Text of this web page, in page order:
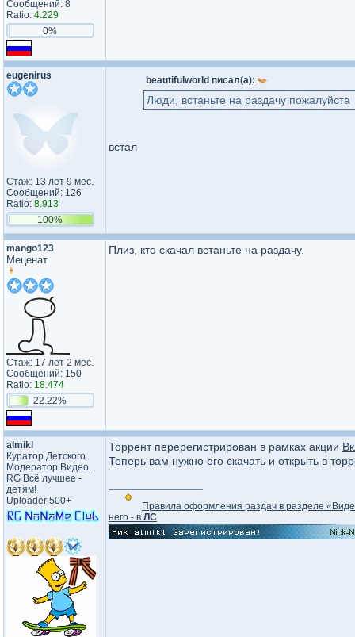
Сообщений: 8
Ratio: 4.229
0%
eugenirus
Стаж: 13 лет 9 мес.
Сообщений: 126
Ratio: 8.913
100%
beautifulworld писал(а):
Люди, встаньте на раздачу пожалуйста
встал
mango123
Меценат
Стаж: 17 лет 2 мес.
Сообщений: 150
Ratio: 18.474
22.22%
Плиз, кто скачал встаньте на раздачу.
almikl
Куратор Детского.
Модератор Видео.
RG Всё лучшее -
детям!
Uploader 500+
Торрент перерегистрирован в рамках акции
Теперь вам нужно его скачать и открыть в
Правила оформления раздач в разделе
него - в ЛС